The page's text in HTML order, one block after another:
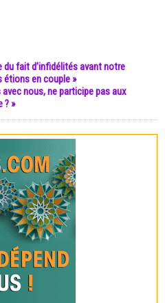
du fait d’infidélités avant notre
étions en couple »
avec nous, ne participe pas aux
? »